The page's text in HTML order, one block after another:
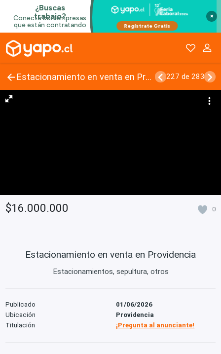
×
Estacionamiento en venta en Providencia 227 de 283
$16.000.000 0
Estacionamiento en venta en Providencia
Estacionamientos, sepultura, otros
Publicado
01/06/2026
Ubicación
Providencia
Titulación
¡Pregunta al anunciante!